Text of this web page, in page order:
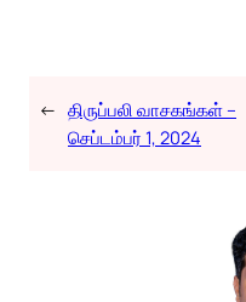
← திருப்பலி வாசகங்கள் –
செப்டம்பர் 1, 2024